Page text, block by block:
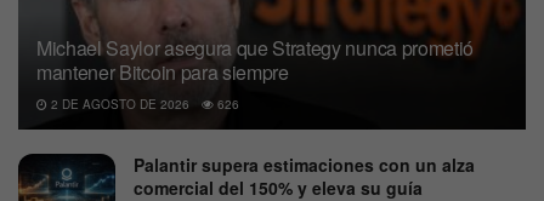
Michael Saylor asegura que Strategy nunca prometió
mantener Bitcoin para siempre
2 DE AGOSTO DE 2026 626
Palantir supera estimaciones con un alza
comercial del 150% y eleva su guía